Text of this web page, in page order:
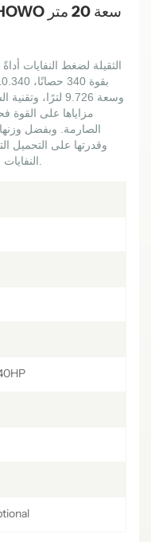
وسعة 9.726 لترًا،
مزاياها على القوة